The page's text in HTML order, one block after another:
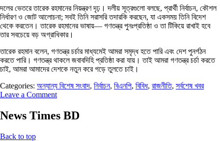
দলের ভেতরে তারেক রহমানের নিয়ন্ত্রণ দৃঢ়। দলীয় সূত্রগুলো বলছে, প্রার্থী নির্বাচন, কৌশল
নির্ধারণ ও জোট আলোচনা; সবই তিনি সরাসরি তদারকি করছেন, যা একসময় তিনি বিদেশ
থেকে করতেন। তারেক রহমানের ভাষায়— গণতন্ত্র পুনঃপ্রতিষ্ঠা ও তা টিকিয়ে রাখাই হবে
তার সবচেয়ে বড় অগ্রাধিকার।
তারেক রহমান বলেন, গণতন্ত্র চর্চার মাধ্যমেই আমরা সমৃদ্ধ হতে পারি এবং দেশ পুনর্গঠন
করতে পারি। গণতন্ত্র থাকলে জবাবদিহি প্রতিষ্ঠা করা যায়। তাই আমরা গণতন্ত্র চর্চা করতে
চাই, আমরা আমাদের দেশকে নতুন করে গড়ে তুলতে চাই।
Categories: অন্যান্য বিশেষ সংবাদ, নির্বাচন, বিএনপি, বিবিধ, রাজনীতি, সর্বশেষ খবর
Leave a Comment
News Times BD
Back to top